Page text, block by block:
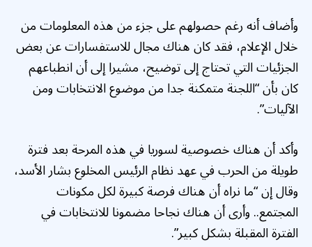
وأضاف أنه رغم حصولهم على جزء من هذه المعلومات من
خلال الإعلام، فقد كان هناك مجال للاستفسارات عن بعض
الجزئيات التي تحتاج إلى توضيح، مشيرا إلى أن انطباعهم
كان بأن “اللجنة متمكنة جدا من موضوع الانتخابات ومن
الآليات”.
وأكد أن هناك خصوصية لسوريا في هذه المرحة بعد فترة
طويلة من الحرب في عهد نظام الرئيس المخلوع بشار الأسد،
وقال إن “ما نراه أن هناك فرصة كبيرة لكل مكونات
المجتمع.. وأرى أن هناك نجاحا مضمونا للانتخابات في
الفترة المقبلة بشكل كبير”.